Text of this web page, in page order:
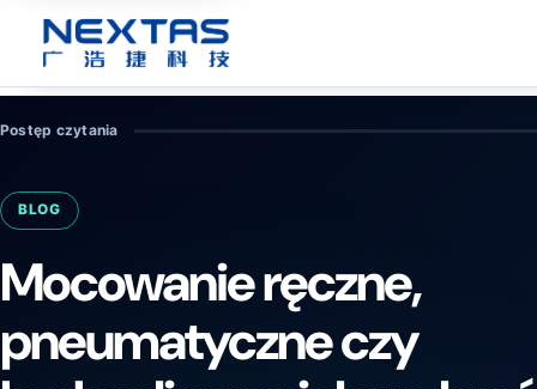
Postęp czytania
BLOG
Mocowanie ręczne,
pneumatyczne czy